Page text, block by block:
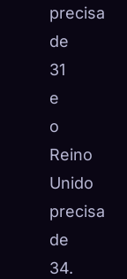
precisa
de
31
e
o
Reino
Unido
precisa
de
34.